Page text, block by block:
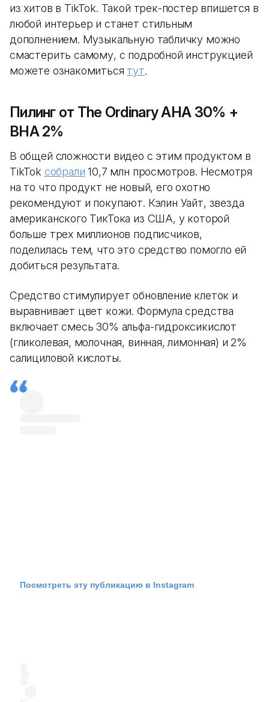
из хитов в TikTok. Такой трек-постер впишется в
любой интерьер и станет стильным
дополнением. Музыкальную табличку можно
смастерить самому, с подробной инструкцией
можете ознакомиться тут.
Пилинг от The Ordinary AHA 30% +
BHA 2%
В общей сложности видео с этим продуктом в
TikTok собрали 10,7 млн просмотров. Несмотря
на то что продукт не новый, его охотно
рекомендуют и покупают. Кэлин Уайт, звезда
американского ТикТока из США, у которой
больше трех миллионов подписчиков,
поделилась тем, что это средство помогло ей
добиться результата.
Средство стимулирует обновление клеток и
выравнивает цвет кожи. Формула средства
включает смесь 30% альфа-гидроксикислот
(гликолевая, молочная, винная, лимонная) и 2%
салициловой кислоты.
Посмотреть эту публикацию в Instagram